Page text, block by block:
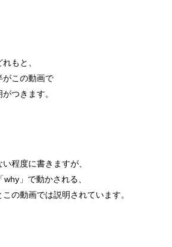
もと、
がこの動画で
つきます。
程度に書きますが、
」で動かされる、
の動画では説明されています。